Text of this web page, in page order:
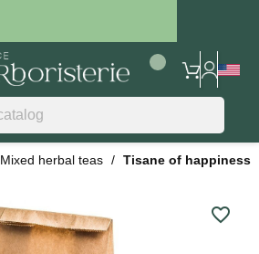
Mixed herbal teas
Tisane of happiness
favorite_border